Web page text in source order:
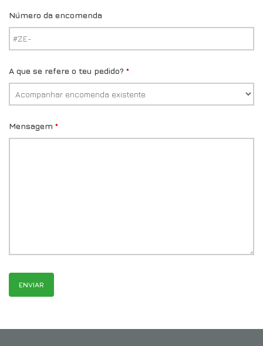
Número da encomenda
A que se refere o teu pedido? *
Mensagem *